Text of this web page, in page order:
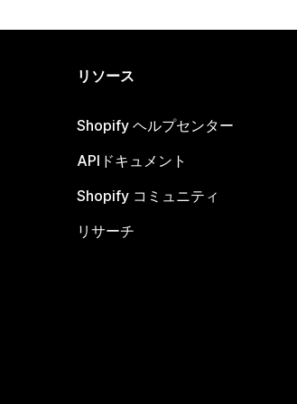
リソース
Shopify ヘルプセンター
APIドキュメント
Shopify コミュニティ
リサーチ